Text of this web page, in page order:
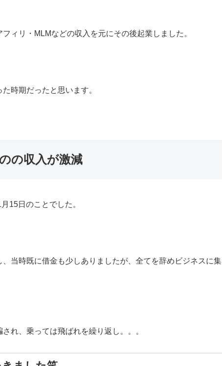
ィリ・MLMなどの収入を元にその後起業しました。
時期だったと思います。
の収入が激減
15日のことでした。
当時既に借金も少しありましたが、全てを辞めビジネスに集
れ、乗っては飛ばれを繰り返し。。。